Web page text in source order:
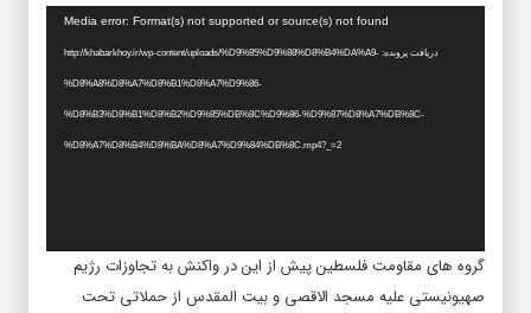
Media error: Format(s) not supported or source(s) not found
دریافت پرونده: http://khabarkhoy.ir/wp-content/uploads/%D9%85%D9%88%D8%B4%DA%A9-
%D8%A8%D8%A7%D8%B1%D8%A7%D9%86-
%D8%B3%D8%B1%D8%B2%D9%85%DB%8C%D9%86-%D9%87%D8%A7%DB%8C-
%D8%A7%D8%B4%D8%BA%D8%A7%D9%84%DB%8C.mp4?_=2
گروه های مقاومت فلسطین پیش از این در واکنش به تجاوزات رژیم
صهیونیستی علیه مسجد الاقصی و بیت المقدس از حملاتی تحت